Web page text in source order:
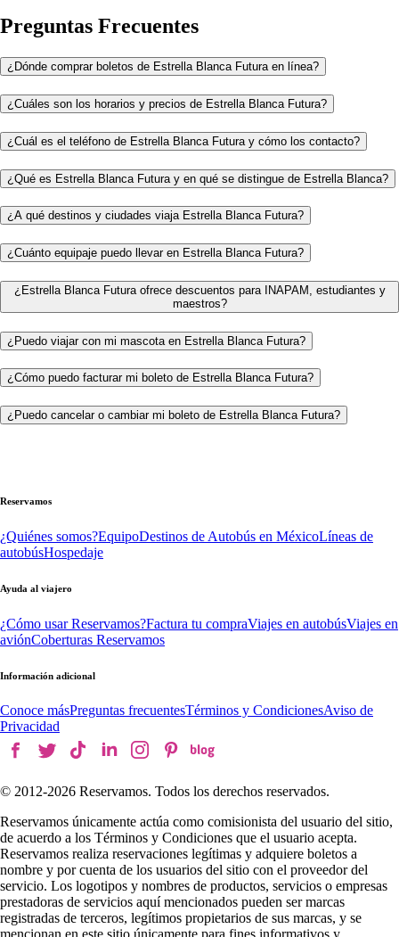
Preguntas Frecuentes
¿Dónde comprar boletos de Estrella Blanca Futura en línea?
¿Cuáles son los horarios y precios de Estrella Blanca Futura?
¿Cuál es el teléfono de Estrella Blanca Futura y cómo los contacto?
¿Qué es Estrella Blanca Futura y en qué se distingue de Estrella Blanca?
¿A qué destinos y ciudades viaja Estrella Blanca Futura?
¿Cuánto equipaje puedo llevar en Estrella Blanca Futura?
¿Estrella Blanca Futura ofrece descuentos para INAPAM, estudiantes y
maestros?
¿Puedo viajar con mi mascota en Estrella Blanca Futura?
¿Cómo puedo facturar mi boleto de Estrella Blanca Futura?
¿Puedo cancelar o cambiar mi boleto de Estrella Blanca Futura?
Reservamos
¿Quiénes somos?EquipoDestinos de Autobús en MéxicoLíneas de
autobúsHospedaje
Ayuda al viajero
¿Cómo usar Reservamos?Factura tu compraViajes en autobúsViajes en
aviónCoberturas Reservamos
Información adicional
Conoce másPreguntas frecuentesTérminos y CondicionesAviso de
Privacidad
© 2012-2026 Reservamos. Todos los derechos reservados.
Reservamos únicamente actúa como comisionista del usuario del sitio,
de acuerdo a los Términos y Condiciones que el usuario acepta.
Reservamos realiza reservaciones legítimas y adquiere boletos a
nombre y por cuenta de los usuarios del sitio con el proveedor del
servicio. Los logotipos y nombres de productos, servicios o empresas
prestadoras de servicios aquí mencionados pueden ser marcas
registradas de terceros, legítimos propietarios de sus marcas, y se